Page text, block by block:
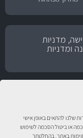
שלנו להתאים באופן אישי
או ביטול הסכמה לשימוש
באתר. בהחלטתך
מדניות
ומדניות